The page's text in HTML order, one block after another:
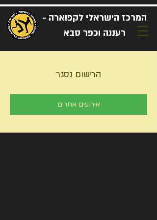
המרכז הישראלי לקפוארה -
רעננה וכפר סבא
הרישום נסגר
אירועים אחרים